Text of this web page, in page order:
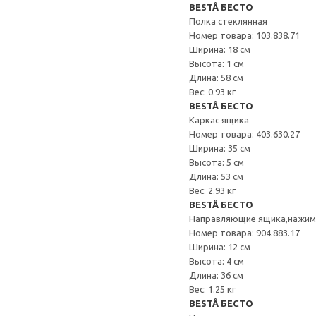
BESTÅ БЕСТО
Полка стеклянная
Номер товара: 103.838.71
Ширина: 18 см
Высота: 1 см
Длина: 58 см
Вес: 0.93 кг
BESTÅ БЕСТО
Каркас ящика
Номер товара: 403.630.27
Ширина: 35 см
Высота: 5 см
Длина: 53 см
Вес: 2.93 кг
BESTÅ БЕСТО
Направляющие
Номер товара: 904.883.17
Ширина: 12 см
Высота: 4 см
Длина: 36 см
Вес: 1.25 кг
BESTÅ БЕСТО